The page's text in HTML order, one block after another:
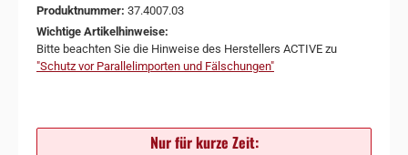
Produktnummer: 37.4007.03
Wichtige Artikelhinweise:
Bitte beachten Sie die Hinweise des Herstellers ACTIVE zu
"Schutz vor Parallelimporten und Fälschungen"
Nur für kurze Zeit: